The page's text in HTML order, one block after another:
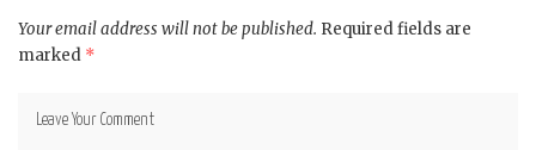
Your email address will not be published. Required fields are
marked *